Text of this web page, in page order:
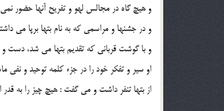
و هيچ گاه در مجالس لهو و تفريح آنها حضور
و در جشنها و مراسمى كه به نام بتها برپا مى
و با گوشت قربانى كه تقديم بتها مى شد، دست
او سير و تفكر خود را در جزء كلمه توحيد و نفى
از بتها تنفر داشت و مى گفت : هيچ چيز را به قدر